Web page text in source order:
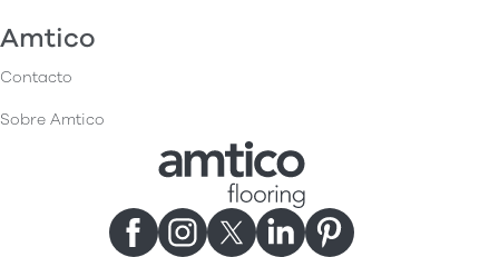
Amtico
Contacto
Sobre Amtico